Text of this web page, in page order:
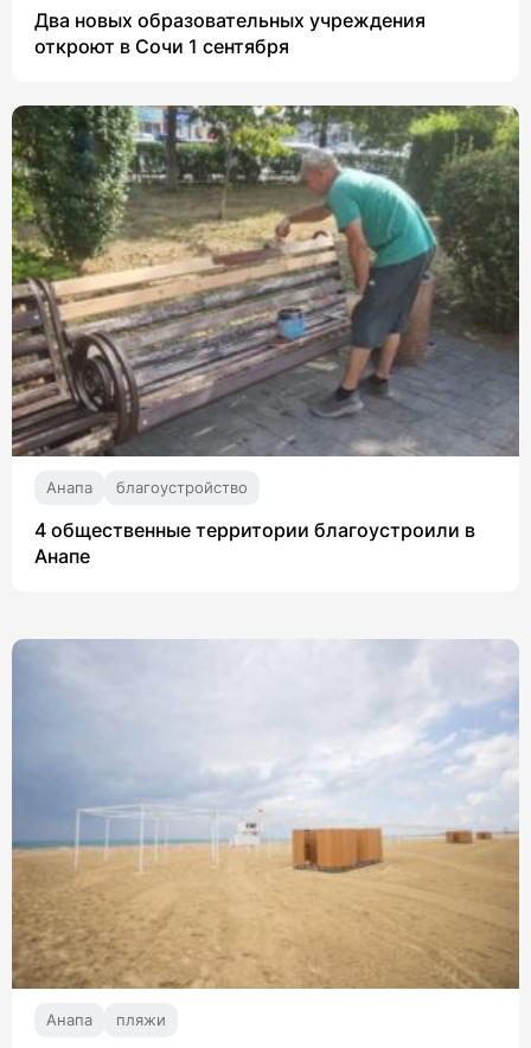
Два новых образовательных учреждения
откроют в Сочи 1 сентября
Анапа благоустройство
4 общественные территории благоустроили в
Анапе
Анапа пляжи